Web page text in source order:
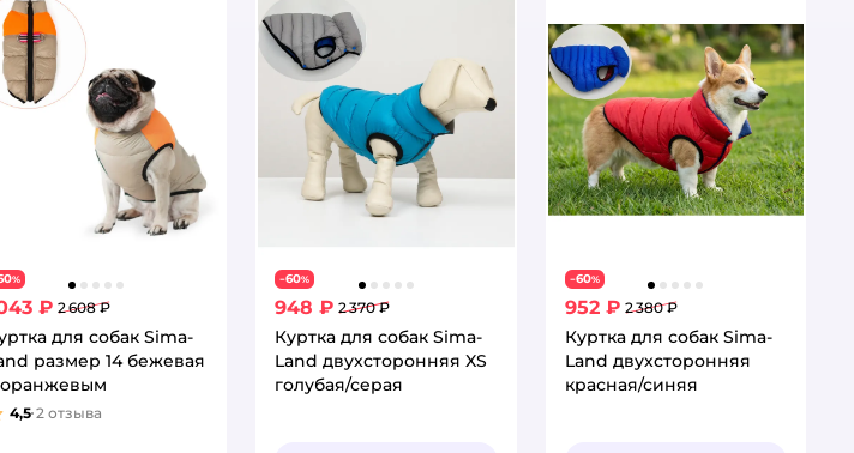
%
₽ 2 608 ₽
для собак Sima-
размер 14 бежевая
4,5 2 отзыва
−60%
948 ₽ 2 370 ₽
Куртка для собак Sima-
Land двухсторонняя XS
голубая/серая
−60%
952 ₽ 2 380 ₽
Куртка для собак Sima-
Land двухсторонняя
красная/синяя